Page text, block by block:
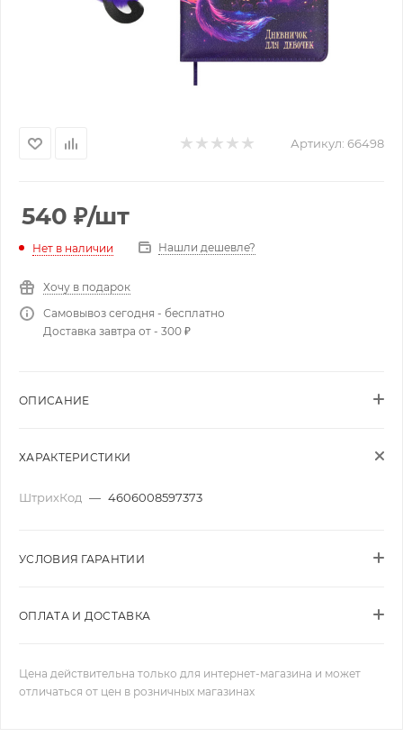
Артикул: 66498
540 ₽/шт
Нет в наличии Нашли дешевле?
Хочу в подарок
Самовывоз сегодня - бесплатно
Доставка завтра от - 300 ₽
ОПИСАНИЕ
ХАРАКТЕРИСТИКИ
ШтрихКод — 4606008597373
УСЛОВИЯ ГАРАНТИИ
ОПЛАТА И ДОСТАВКА
Цена действительна только для интернет-магазина и может
отличаться от цен в розничных магазинах